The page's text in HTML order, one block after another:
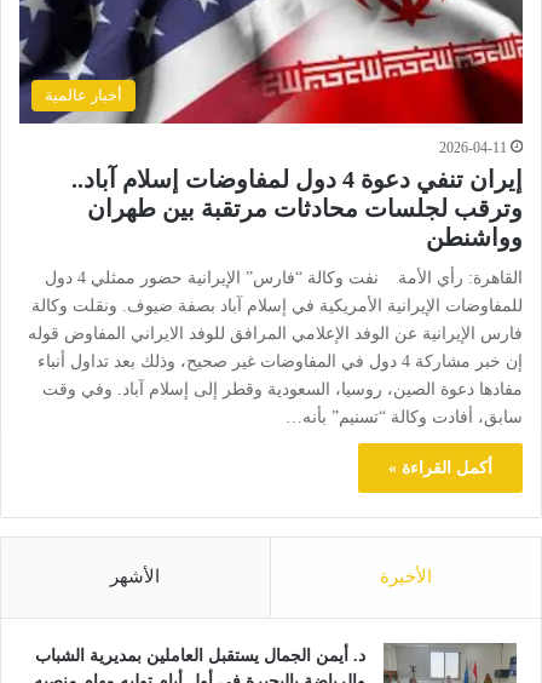
أخبار عالمية
2026-04-11
إيران تنفي دعوة 4 دول لمفاوضات إسلام آباد..
وترقب لجلسات محادثات مرتقبة بين طهران
وواشنطن
القاهرة: رأي الأمة نفت وكالة “فارس” الإيرانية حضور ممثلي 4 دول
للمفاوضات الإيرانية الأمريكية في إسلام آباد بصفة ضيوف. ونقلت وكالة
فارس الإيرانية عن الوفد الإعلامي المرافق للوفد الايراني المفاوض قوله
إن خبر مشاركة 4 دول في المفاوضات غير صحيح، وذلك بعد تداول أنباء
مفادها دعوة الصين، روسيا، السعودية وقطر إلى إسلام آباد. وفي وقت
سابق، أفادت وكالة “تسنيم” بأنه…
أكمل القراءة »
الأخيرة الأشهر
د. أيمن الجمال يستقبل العاملين بمديرية الشباب